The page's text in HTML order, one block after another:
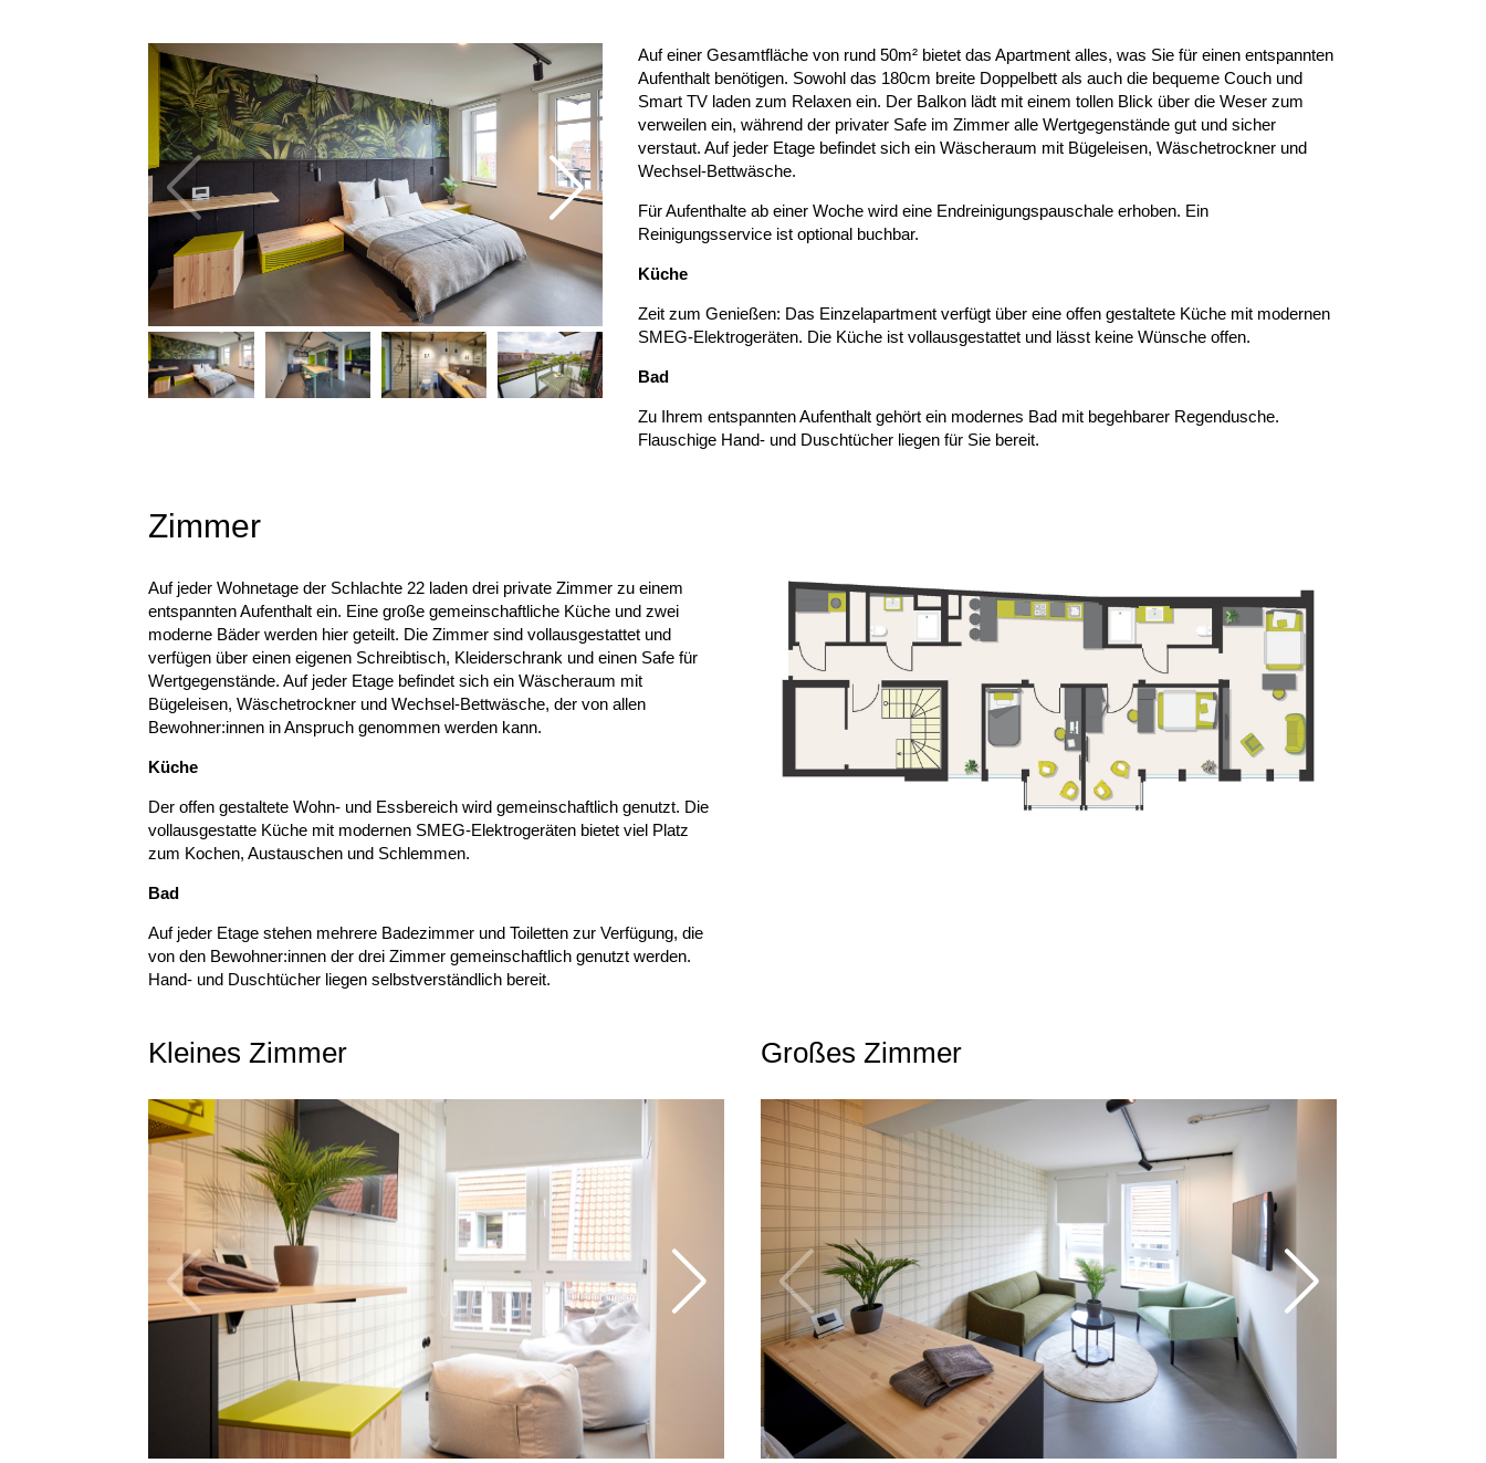
Auf einer Gesamtfläche von rund 50m² bietet das Apartment alles, was Sie für einen entspannten
Aufenthalt benötigen. Sowohl das 180cm breite Doppelbett als auch die bequeme Couch und
Smart TV laden zum Relaxen ein. Der Balkon lädt mit einem tollen Blick über die Weser zum
verweilen ein, während der privater Safe im Zimmer alle Wertgegenstände gut und sicher
verstaut. Auf jeder Etage befindet sich ein Wäscheraum mit Bügeleisen, Wäschetrockner und
Wechsel-Bettwäsche.
Für Aufenthalte ab einer Woche wird eine Endreinigungspauschale erhoben. Ein
Reinigungsservice ist optional buchbar.
Küche
Zeit zum Genießen: Das Einzelapartment verfügt über eine offen gestaltete Küche mit modernen
SMEG-Elektrogeräten. Die Küche ist vollausgestattet und lässt keine Wünsche offen.
Bad
Zu Ihrem entspannten Aufenthalt gehört ein modernes Bad mit begehbarer Regendusche.
Flauschige Hand- und Duschtücher liegen für Sie bereit.
Zimmer
Auf jeder Wohnetage der Schlachte 22 laden drei private Zimmer zu einem
entspannten Aufenthalt ein. Eine große gemeinschaftliche Küche und zwei
moderne Bäder werden hier geteilt. Die Zimmer sind vollausgestattet und
verfügen über einen eigenen Schreibtisch, Kleiderschrank und einen Safe für
Wertgegenstände. Auf jeder Etage befindet sich ein Wäscheraum mit
Bügeleisen, Wäschetrockner und Wechsel-Bettwäsche, der von allen
Bewohner:innen in Anspruch genommen werden kann.
Küche
Der offen gestaltete Wohn- und Essbereich wird gemeinschaftlich genutzt. Die
vollausgestatte Küche mit modernen SMEG-Elektrogeräten bietet viel Platz
zum Kochen, Austauschen und Schlemmen.
Bad
Auf jeder Etage stehen mehrere Badezimmer und Toiletten zur Verfügung, die
von den Bewohner:innen der drei Zimmer gemeinschaftlich genutzt werden.
Hand- und Duschtücher liegen selbstverständlich bereit.
Kleines Zimmer Großes Zimmer